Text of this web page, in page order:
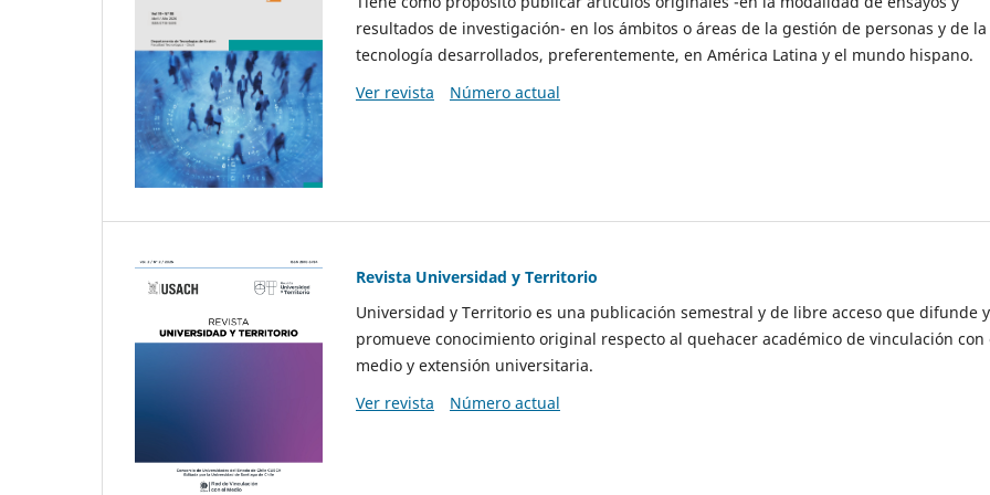
resultados de investigación- en los ámbitos o áreas de la gestión de personas y de la
tecnología desarrollados, preferentemente, en América Latina y el mundo hispano.
Ver revista
Número actual
Revista Universidad y Territorio
Universidad y Territorio es una publicación semestral y de libre acceso que difunde y
promueve conocimiento original respecto al quehacer académico de vinculación con
medio y extensión universitaria.
Ver revista
Número actual